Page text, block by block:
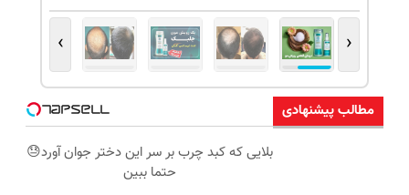
‹
›
مطالب پیشنهادی
بلایی که کبد چرب بر سر این دختر جوان آورد😓
حتما ببین